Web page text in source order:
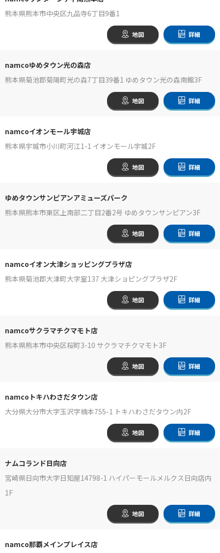
熊本県熊本市中央区九品寺6丁目9番1
地図 詳細
namcoゆめタウン光の森店
熊本県菊池郡菊陽町光の森7丁目39番1 ゆめタウン光の森南館3F
地図 詳細
namcoイオンモール宇城店
熊本県宇城市小川町河江1-1 イオンモール宇城2F
地図 詳細
ゆめタウンサンピアンアミューズパーク
熊本県熊本市東区上南部二丁目2番2号 ゆめタウンサンピアン3F
地図 詳細
namcoイオン大津ショッピングプラザ店
熊本県菊池郡大津町大字室137 大津ショピングプラザ2F
地図 詳細
namcoサクラマチクマモト店
熊本県熊本市中央区桜町3-10 サクラマチクマモト3F
地図 詳細
namcoトキハわさだタウン店
大分県大分市大字玉沢字楠本755-1 トキハわさだタウン内2F
地図 詳細
ナムコランド日向店
宮崎県日向市大字日知屋14798-1 ハイパーモールメルクス日向店内
1F
地図 詳細
namco那覇メインプレイス店